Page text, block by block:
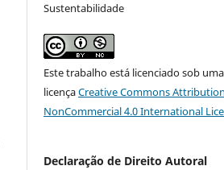
Sustentabilidade
Este trabalho está licenciado sob uma
licençaCreative Commons
NonCommercial 4.0 International
Declaração de Direito Autoral